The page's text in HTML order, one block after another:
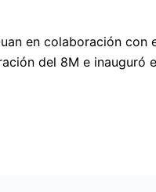
en colaboración con
del 8M e inauguró